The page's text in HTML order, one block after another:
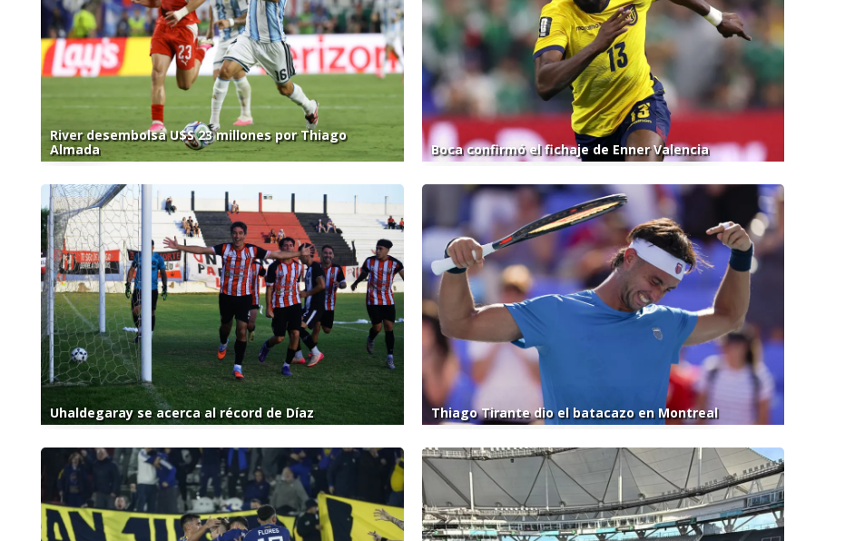
River desembolsa U$S 23 millones por Thiago
Almada
Boca confirmó el fichaje de Enner Valencia
Uhaldegaray se acerca al récord de Díaz Thiago Tirante dio el batacazo en Montreal